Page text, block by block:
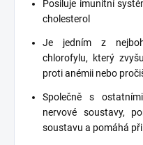
Posiluje imunitní
cholesterol
Je jedním z
chlorofylu, který
proti anémii nebo
Společně s
nervové soustavy,
soustavu a pomáhá